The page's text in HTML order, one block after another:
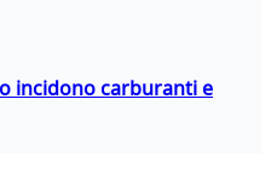
incidono carburanti e